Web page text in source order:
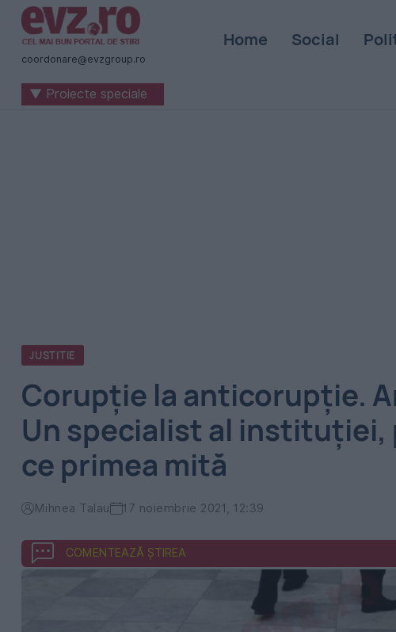
Știri
naționale
internaționale
coordonare@evzgroup.ro
Home Social
▼ Proiecte speciale
JUSTITIE
Corupție la anticorupție.
Un specialist al
ce primea mită
Mihnea Talau 17 noiembrie 2021, 12:39
COMENTEAZĂ ȘTIREA